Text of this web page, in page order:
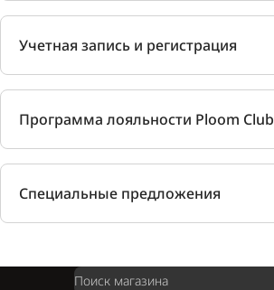
Учетная запись и регистрация
Программа лояльности Ploom Club
Специальные предложения
Поиск магазина